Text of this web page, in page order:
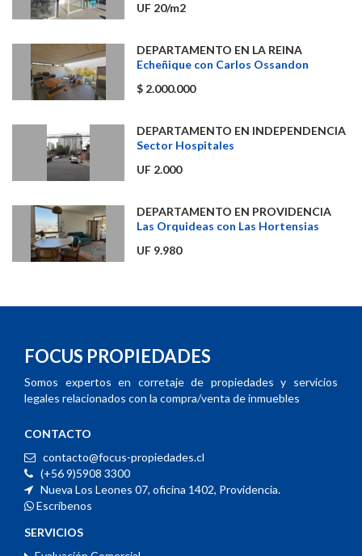
UF 20/m2
DEPARTAMENTO EN LA REINA
Echeñique con Carlos Ossandon
$ 2.000.000
DEPARTAMENTO EN INDEPENDENCIA
Sector Hospitales
UF 2.000
DEPARTAMENTO EN PROVIDENCIA
Las Orquideas con Las Hortensias
UF 9.980
FOCUS PROPIEDADES
Somos expertos en corretaje de propiedades y servicios
legales relacionados con la compra/venta de inmuebles
CONTACTO
contacto@focus-propiedades.cl
(+56 9)5908 3300
Nueva Los Leones 07, oficina 1402, Providencia.
Escríbenos
SERVICIOS